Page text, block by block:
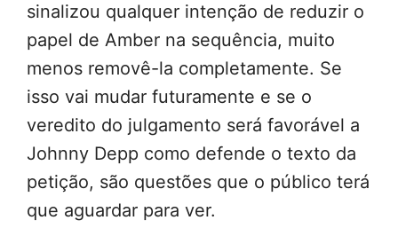
sinalizou qualquer intenção de reduzir o
papel de Amber na sequência, muito
menos removê-la completamente. Se
isso vai mudar futuramente e se o
veredito do julgamento será favorável a
Johnny Depp como defende o texto da
petição, são questões que o público terá
que aguardar para ver.